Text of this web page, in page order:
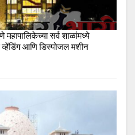
सर्व शाळांमध्ये
व्हेंडिंग आणि डिस्पोजल मशीन